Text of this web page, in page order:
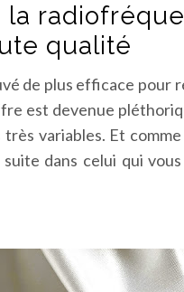
la
qualité
de plus efficace pour
est devenue
variables. Et
dans celui qui